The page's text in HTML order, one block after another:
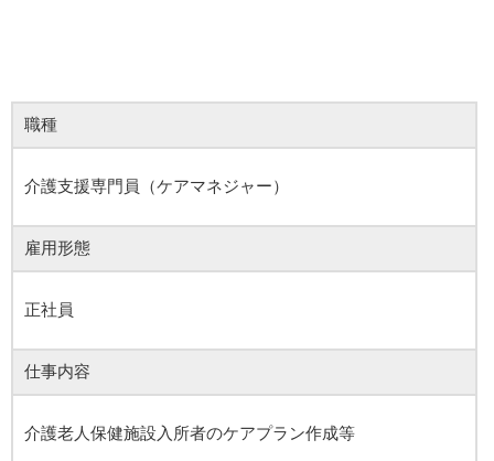
職種
介護支援専門員（ケアマネジャー）
雇用形態
正社員
仕事内容
介護老人保健施設入所者のケアプラン作成等